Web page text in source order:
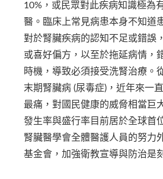
10%，或民眾對此疾病知識極為
醫。臨床上常見病患本身不知道
對於腎臟疾病的認知不足或錯誤
或喜好偏方，以至於拖延病情，
時機，導致必須接受洗腎治療。
末期腎臟病 (尿毒症)，近年來一
最痛，對國民健康的威脅相當巨
發生率與盛行率目前居於全球首
腎臟醫學會全體醫護人員的努力
基金會，加強衛教宣導與防治是